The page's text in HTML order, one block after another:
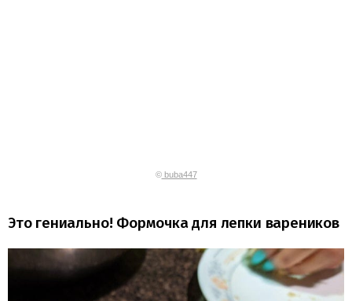
©buba447
Это гениально! Формочка для лепки вареников